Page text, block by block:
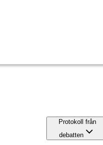
Protokoll från
debatten